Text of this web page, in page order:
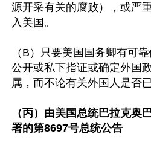
源开采有关的腐败），或严
入美国。
（B）只要美国国务卿有可
公开或私下指证或确定外国
属，而不论有关外国人是否
（丙）由美国总统巴拉克奥
署的第8697号总统公告